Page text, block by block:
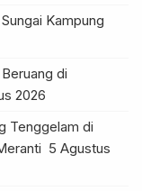
Kampung
di
2026
Tenggelam di
5 Agustus